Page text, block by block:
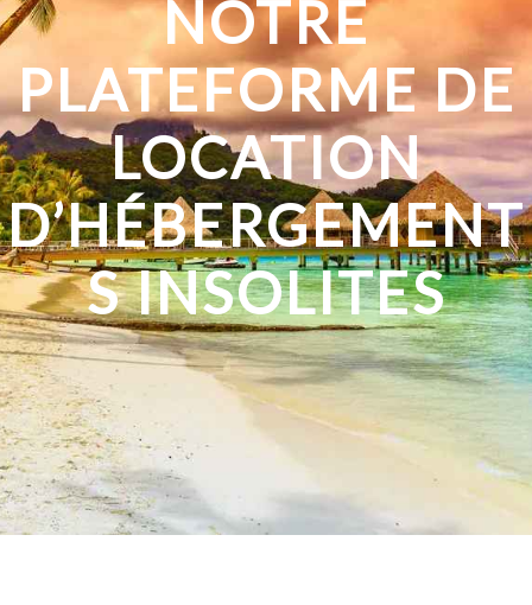
NOTRE
PLATEFORME DE
LOCATION
D’HÉBERGEMENT
S INSOLITES